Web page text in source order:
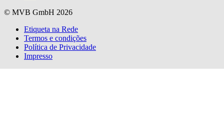
© MVB GmbH 2026
Etiqueta na Rede
Termos e condições
Política de Privacidade
Impresso